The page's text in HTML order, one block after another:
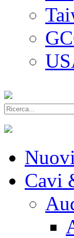
Cavi